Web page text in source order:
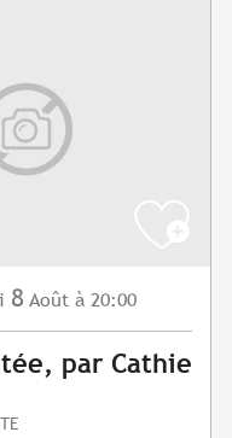
8 Août à 20:00
par Cathie